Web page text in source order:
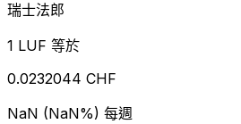
瑞士法郎
1 LUF 等於
0.0232044 CHF
NaN (NaN%) 每週